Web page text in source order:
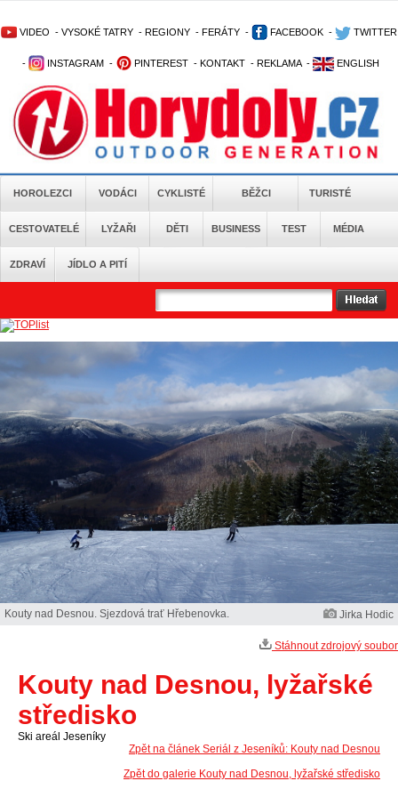
VIDEO - VYSOKÉ TATRY - REGIONY - FERÁTY - FACEBOOK - TWITTER
- INSTAGRAM - PINTEREST - KONTAKT - REKLAMA - ENGLISH
HOROLEZCI VODÁCI CYKLISTÉ BĚŽCI TURISTÉ
CESTOVATELÉ LYŽAŘI DĚTI BUSINESS TEST MÉDIA
ZDRAVÍ JÍDLO A PITÍ
Kouty nad Desnou. Sjezdová trať Hřebenovka. Jirka Hodic
Stáhnout zdrojový soubor
Kouty nad Desnou, lyžařské
středisko
Ski areál Jeseníky
Zpět na článek Seriál z Jeseníků: Kouty nad Desnou
Zpět do galerie Kouty nad Desnou, lyžařské středisko